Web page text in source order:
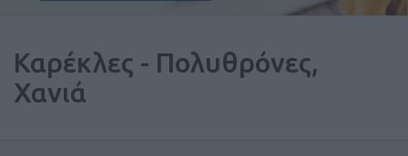
Καρέκλες - Πολυθρόνες,
Χανιά